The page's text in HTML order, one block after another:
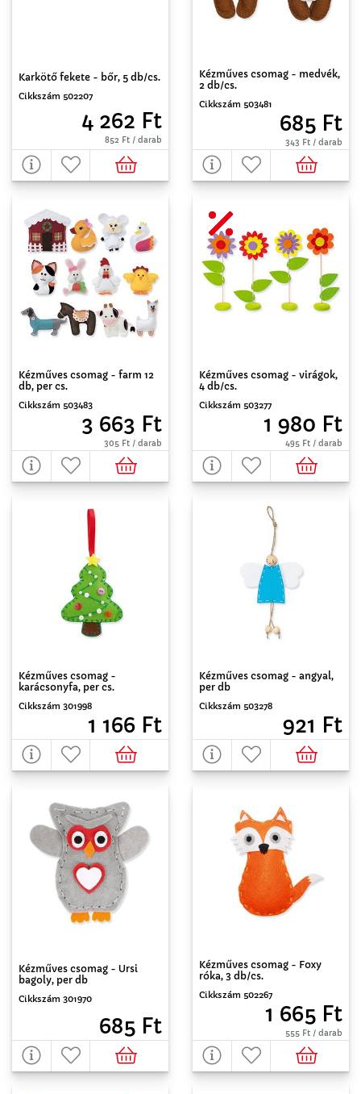
Karkötő fekete - bőr, 5 db/cs.
Cikkszám 502207
4 262 Ft
852 Ft / darab
Kézműves csomag - medvék,
2 db/cs.
Cikkszám 503481
685 Ft
343 Ft / darab
Kézműves csomag - farm 12
db, per cs.
Cikkszám 503483
3 663 Ft
305 Ft / darab
Kézműves csomag - virágok,
4 db/cs.
Cikkszám 503277
1 980 Ft
495 Ft / darab
Kézműves csomag -
karácsonyfa, per cs.
Cikkszám 301998
1 166 Ft
Kézműves csomag - angyal,
per db
Cikkszám 503278
921 Ft
Kézműves csomag - Ursi
bagoly, per db
Cikkszám 301970
685 Ft
Kézműves csomag - Foxy
róka, 3 db/cs.
Cikkszám 502267
1 665 Ft
555 Ft / darab